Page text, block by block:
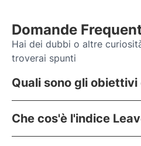
Domande
Hai dei dubbi o altre
troverai spunti
Quali sono gli
Che cos'è l'indice